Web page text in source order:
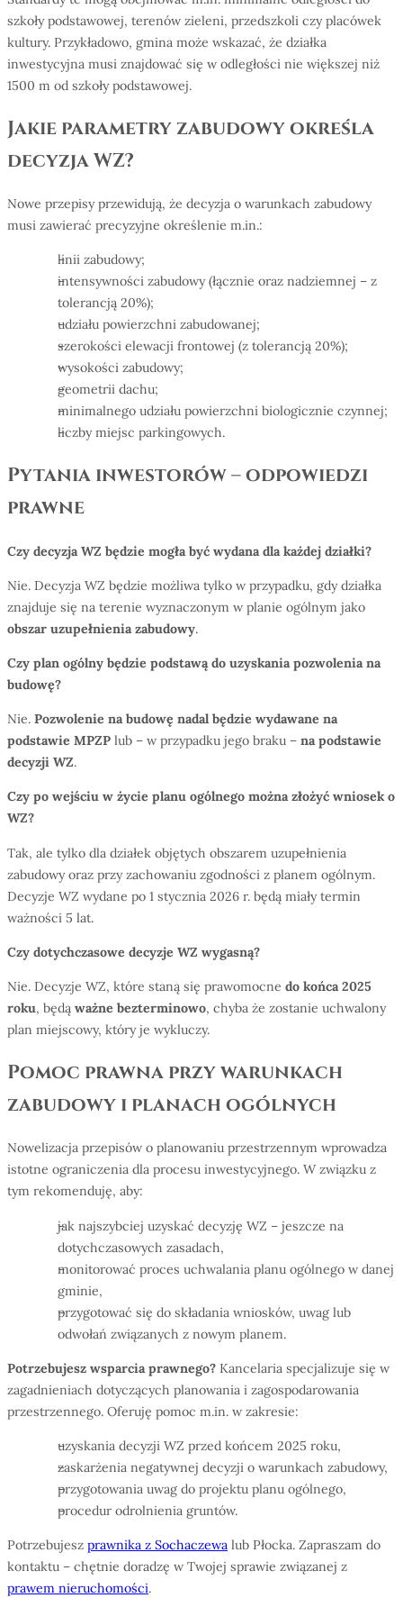
szkoły podstawowej, terenów zieleni, przedszkoli czy placówek
kultury. Przykładowo, gmina może wskazać, że działka
inwestycyjna musi znajdować się w odległości nie większej niż
1500 m od szkoły podstawowej.
Jakie parametry zabudowy określa
decyzja WZ?
Nowe przepisy przewidują, że decyzja o warunkach zabudowy
musi zawierać precyzyjne określenie m.in.:
linii zabudowy;
intensywności zabudowy (łącznie oraz nadziemnej – z
tolerancją 20%);
udziału powierzchni zabudowanej;
szerokości elewacji frontowej (z tolerancją 20%);
wysokości zabudowy;
geometrii dachu;
minimalnego udziału powierzchni biologicznie czynnej;
liczby miejsc parkingowych.
Pytania inwestorów – odpowiedzi
prawne
Czy decyzja WZ będzie mogła być wydana dla każdej działki?
Nie. Decyzja WZ będzie możliwa tylko w przypadku, gdy działka
znajduje się na terenie wyznaczonym w planie ogólnym jako
obszar uzupełnienia zabudowy.
Czy plan ogólny będzie podstawą do uzyskania pozwolenia na
budowę?
Nie. Pozwolenie na budowę nadal będzie wydawane na
podstawie MPZP lub – w przypadku jego braku – na podstawie
decyzji WZ.
Czy po wejściu w życie planu ogólnego można złożyć wniosek o
WZ?
Tak, ale tylko dla działek objętych obszarem uzupełnienia
zabudowy oraz przy zachowaniu zgodności z planem ogólnym.
Decyzje WZ wydane po 1 stycznia 2026 r. będą miały termin
ważności 5 lat.
Czy dotychczasowe decyzje WZ wygasną?
Nie. Decyzje WZ, które staną się prawomocne do końca 2025
roku, będą ważne bezterminowo, chyba że zostanie uchwalony
plan miejscowy, który je wykluczy.
Pomoc prawna przy warunkach
zabudowy i planach ogólnych
Nowelizacja przepisów o planowaniu przestrzennym wprowadza
istotne ograniczenia dla procesu inwestycyjnego. W związku z
tym rekomenduję, aby:
jak najszybciej uzyskać decyzję WZ – jeszcze na
dotychczasowych zasadach,
monitorować proces uchwalania planu ogólnego w danej
gminie,
przygotować się do składania wniosków, uwag lub
odwołań związanych z nowym planem.
Potrzebujesz wsparcia prawnego? Kancelaria specjalizuje się w
zagadnieniach dotyczących planowania i zagospodarowania
przestrzennego. Oferuję pomoc m.in. w zakresie:
uzyskania decyzji WZ przed końcem 2025 roku,
zaskarżenia negatywnej decyzji o warunkach zabudowy,
przygotowania uwag do projektu planu ogólnego,
procedur odrolnienia gruntów.
Potrzebujesz prawnika z Sochaczewa lub Płocka. Zapraszam do
kontaktu – chętnie doradzę w Twojej sprawie związanej z
prawem nieruchomości.